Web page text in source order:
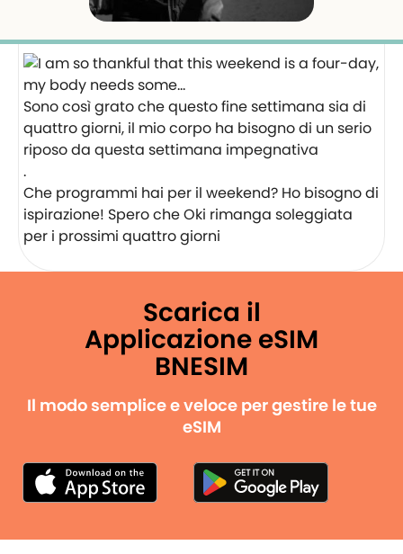
Sono così grato che questo fine settimana sia di
quattro giorni, il mio corpo ha bisogno di un serio
riposo da questa settimana impegnativa
.
Che programmi hai per il weekend? Ho bisogno di
ispirazione! Spero che Oki rimanga soleggiata
per i prossimi quattro giorni ️
Scarica il
Applicazione eSIM
BNESIM
Il modo semplice e veloce per gestire le tue
eSIM